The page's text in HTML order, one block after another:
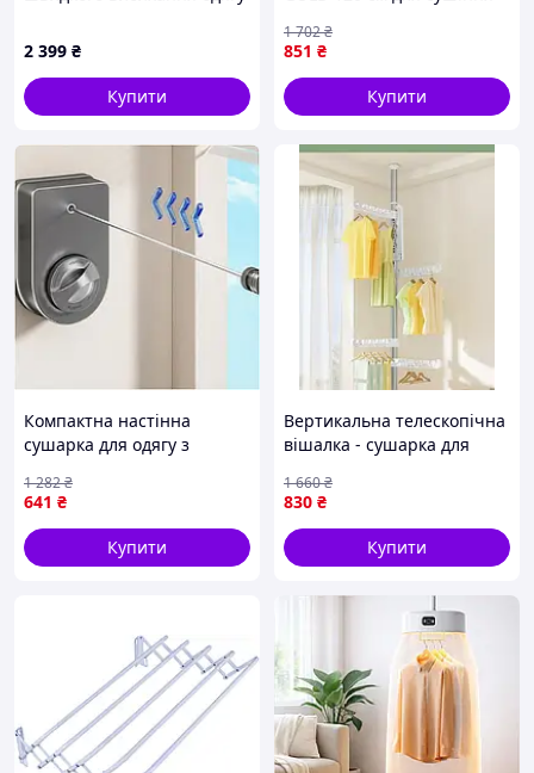
2 399 ₴
Купити
домашніх умовах
851 ₴
1 702₴
Купити
Компактна настінна
сушарка для одягу з
простору та зручності
використання
641 ₴
1 282₴
Купити
Вертикальна телескопічна
вішалка - сушарка для
вішалки
830 ₴
1 660₴
Купити